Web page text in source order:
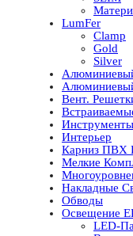
LumFer
Clamp
Gold
Silver
Вент.
Инструменты
Интерьер
Карниз ПВХ
Мелкие
Накладные
Обводы
Освещение
LED-